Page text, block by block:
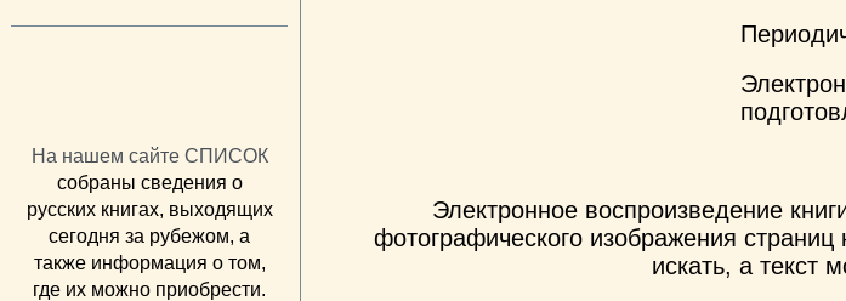
На нашем сайте СПИСОК
собраны сведения о
русских книгах, выходящих
сегодня за рубежом, а
также информация о том,
где их можно приобрести.
Электронное воспроизведение
фотографического изображения
искать, а текст